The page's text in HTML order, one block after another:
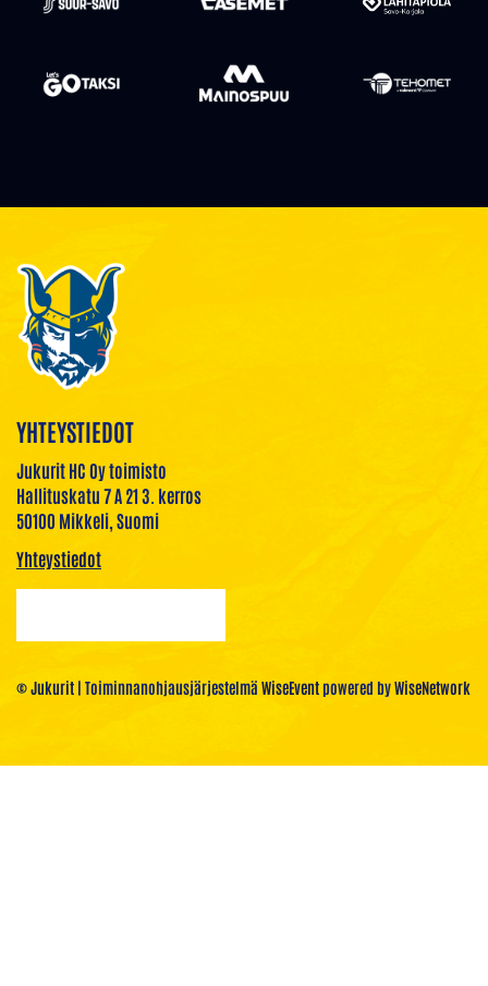
YHTEYSTIEDOT
Jukurit HC Oy toimisto
Hallituskatu 7 A 21 3. kerros
50100 Mikkeli, Suomi
Yhteystiedot
© Jukurit | Toiminnanohjausjärjestelmä WiseEventpowered byWiseNetwork